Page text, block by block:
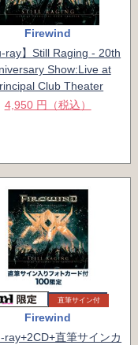
Firewind
ray】Still Raging - 20th
Show:Live at
Club Theater
4,950 円（税込）
直筆サイン付
Firewind
ray+2CD+直筆サインカ